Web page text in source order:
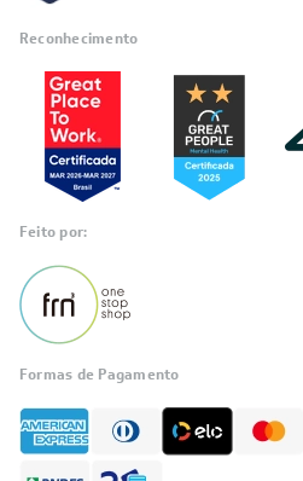
Reconhecimento
Feito por:
Formas de Pagamento